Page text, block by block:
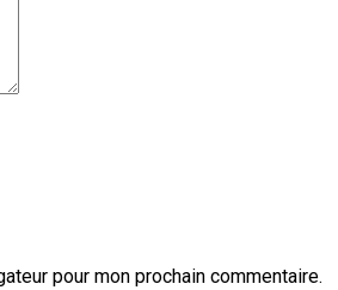
pour mon prochain commentaire.